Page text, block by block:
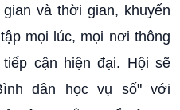
và thời gian, khuyến
mọi lúc, mọi nơi thông
cận hiện đại. Hội sẽ
dân học vụ số" với